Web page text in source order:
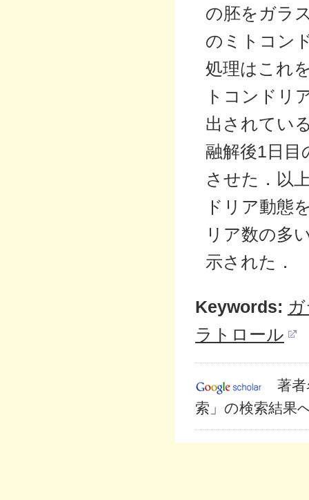
の胚をガラ
のミトコン
処理はこれ
トコンドリ
出されてい
融解後1日目
させた．以
ドリア動態
リア数の多
示された．
Keywords:
ラトロール
著
索」の検索結果